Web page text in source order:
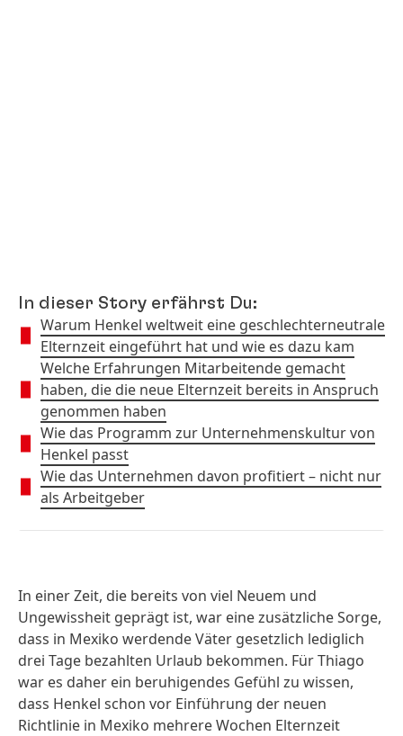
In dieser Story erfährst Du:
Warum Henkel weltweit eine geschlechterneutrale
Elternzeit eingeführt hat und wie es dazu kam
Welche Erfahrungen Mitarbeitende gemacht
haben, die die neue Elternzeit bereits in Anspruch
genommen haben
Wie das Programm zur Unternehmenskultur von
Henkel passt
Wie das Unternehmen davon profitiert – nicht nur
als Arbeitgeber
In einer Zeit, die bereits von viel Neuem und
Ungewissheit geprägt ist, war eine zusätzliche Sorge,
dass in Mexiko werdende Väter gesetzlich lediglich
drei Tage bezahlten Urlaub bekommen. Für Thiago
war es daher ein beruhigendes Gefühl zu wissen,
dass Henkel schon vor Einführung der neuen
Richtlinie in Mexiko mehrere Wochen Elternzeit